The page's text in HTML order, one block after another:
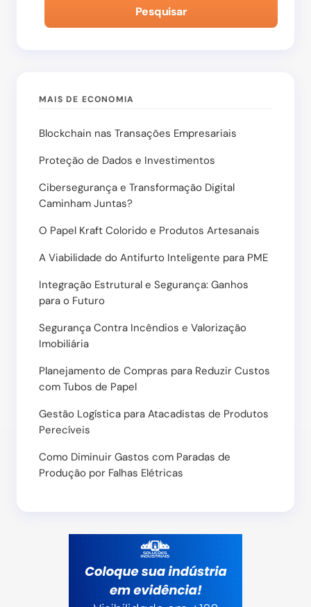
Pesquisar
MAIS DE ECONOMIA
Blockchain nas Transações Empresariais
Proteção de Dados e Investimentos
Cibersegurança e Transformação Digital
Caminham Juntas?
O Papel Kraft Colorido e Produtos Artesanais
A Viabilidade do Antifurto Inteligente para PME
Integração Estrutural e Segurança: Ganhos
para o Futuro
Segurança Contra Incêndios e Valorização
Imobiliária
Planejamento de Compras para Reduzir Custos
com Tubos de Papel
Gestão Logística para Atacadistas de Produtos
Perecíveis
Como Diminuir Gastos com Paradas de
Produção por Falhas Elétricas